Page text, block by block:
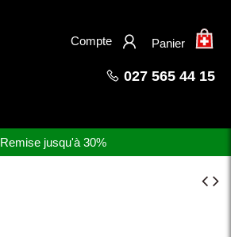
×
Compte Panier
027 565 44 15
Remise jusqu'à 30%